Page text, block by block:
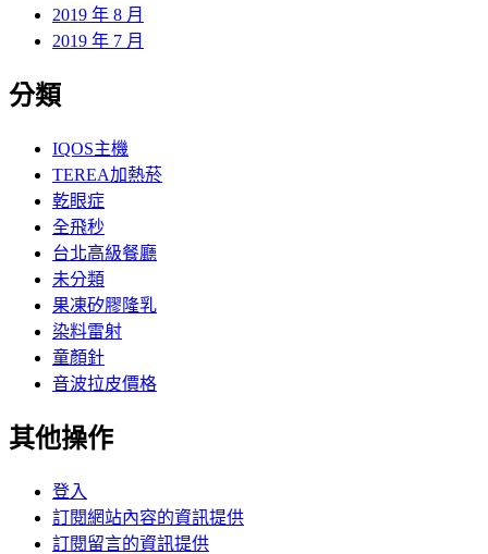
2019 年 8 月
2019 年 7 月
分類
IQOS主機
TEREA加熱菸
乾眼症
全飛秒
台北高級餐廳
未分類
果凍矽膠隆乳
染料雷射
童顏針
音波拉皮價格
其他操作
登入
訂閱網站內容的資訊提供
訂閱留言的資訊提供